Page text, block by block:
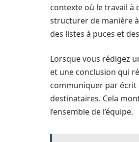
contexte où le travail à
structurer de manière
des listes à puces et
Lorsque vous rédigez
et une conclusion qui
communiquer par écrit
destinataires. Cela
l’ensemble de l’équipe.